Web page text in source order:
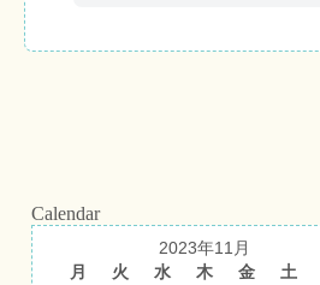
Calendar
2023年11月
月
火 水 木 金 土